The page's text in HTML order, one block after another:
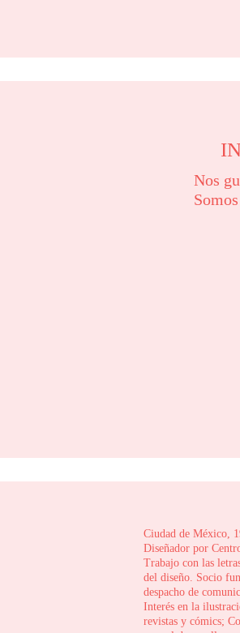
Nos
Ciudad de México,
Diseñador por
Trabajo con las
del diseño. Socio
despacho de
Interés en la
revistas y cómics;